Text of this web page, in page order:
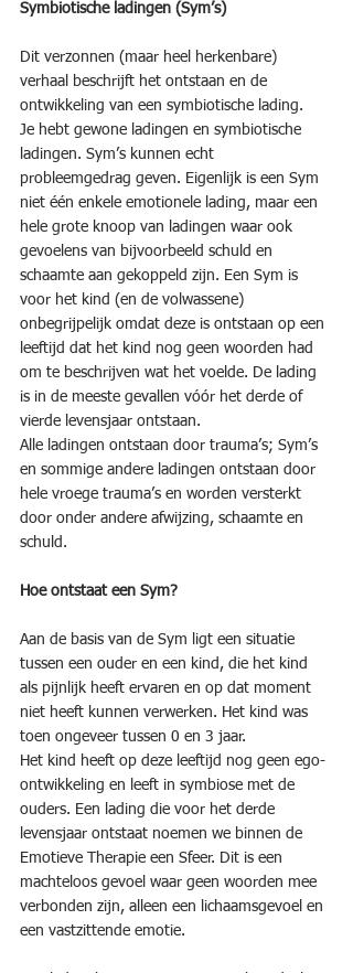
Symbiotische ladingen (Sym’s)
Dit verzonnen (maar heel herkenbare)
verhaal beschrijft het ontstaan en de
ontwikkeling van een symbiotische lading.
Je hebt gewone ladingen en symbiotische
ladingen. Sym’s kunnen echt
probleemgedrag geven. Eigenlijk is een Sym
niet één enkele emotionele lading, maar een
hele grote knoop van ladingen waar ook
gevoelens van bijvoorbeeld schuld en
schaamte aan gekoppeld zijn. Een Sym is
voor het kind (en de volwassene)
onbegrijpelijk omdat deze is ontstaan op een
leeftijd dat het kind nog geen woorden had
om te beschrijven wat het voelde. De lading
is in de meeste gevallen vóór het derde of
vierde levensjaar ontstaan.
Alle ladingen ontstaan door trauma’s; Sym’s
en sommige andere ladingen ontstaan door
hele vroege trauma’s en worden versterkt
door onder andere afwijzing, schaamte en
schuld.
Hoe ontstaat een Sym?
Aan de basis van de Sym ligt een situatie
tussen een ouder en een kind, die het kind
als pijnlijk heeft ervaren en op dat moment
niet heeft kunnen verwerken. Het kind was
toen ongeveer tussen 0 en 3 jaar.
Het kind heeft op deze leeftijd nog geen ego-
ontwikkeling en leeft in symbiose met de
ouders. Een lading die voor het derde
levensjaar ontstaat noemen we binnen de
Emotieve Therapie een Sfeer. Dit is een
machteloos gevoel waar geen woorden mee
verbonden zijn, alleen een lichaamsgevoel en
een vastzittende emotie.